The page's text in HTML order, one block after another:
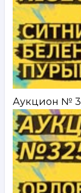
Аукцион №